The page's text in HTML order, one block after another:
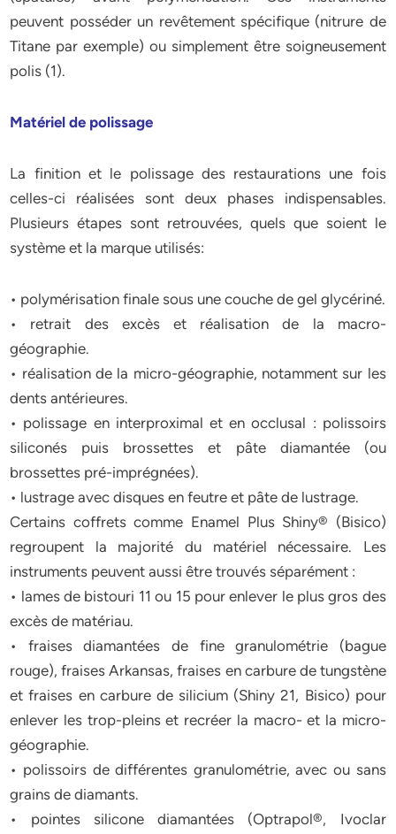
peuvent posséder un revêtement spécifique (nitrure de
Titane par exemple) ou simplement être soigneusement
polis (1).
Matériel de polissage
La finition et le polissage des restaurations une fois
celles-ci réalisées sont deux phases indispensables.
Plusieurs étapes sont retrouvées, quels que soient le
système et la marque utilisés:
• polymérisation finale sous une couche de gel glycériné.
• retrait des excès et réalisation de la macro-
géographie.
• réalisation de la micro-géographie, notamment sur les
dents antérieures.
• polissage en interproximal et en occlusal : polissoirs
siliconés puis brossettes et pâte diamantée (ou
brossettes pré-imprégnées).
• lustrage avec disques en feutre et pâte de lustrage.
Certains coffrets comme Enamel Plus Shiny® (Bisico)
regroupent la majorité du matériel nécessaire. Les
instruments peuvent aussi être trouvés séparément :
• lames de bistouri 11 ou 15 pour enlever le plus gros des
excès de matériau.
• fraises diamantées de fine granulométrie (bague
rouge), fraises Arkansas, fraises en carbure de tungstène
et fraises en carbure de silicium (Shiny 21, Bisico) pour
enlever les trop-pleins et recréer la macro- et la micro-
géographie.
• polissoirs de différentes granulométrie, avec ou sans
grains de diamants.
• pointes silicone diamantées (Optrapol®, Ivoclar